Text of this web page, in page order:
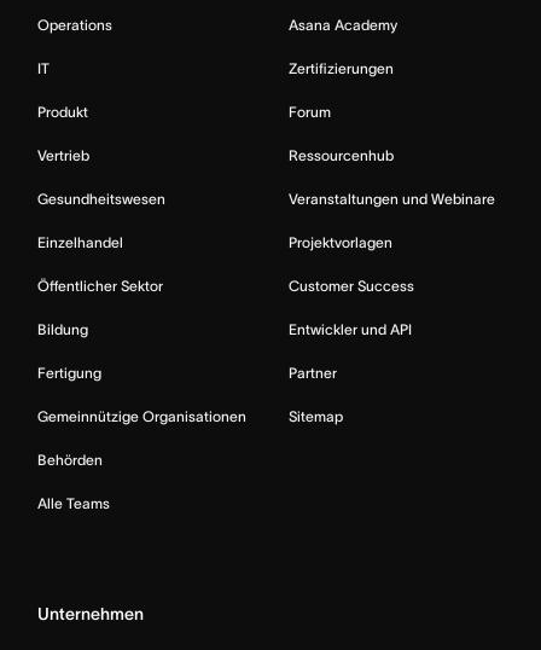
Operations
IT
Produkt
Vertrieb
Gesundheitswesen
Einzelhandel
Öffentlicher Sektor
Bildung
Fertigung
Gemeinnützige Organisationen
Behörden
Alle Teams
Asana Academy
Zertifizierungen
Forum
Ressourcenhub
Veranstaltungen und Webinare
Projektvorlagen
Customer Success
Entwickler und API
Partner
Sitemap
Unternehmen